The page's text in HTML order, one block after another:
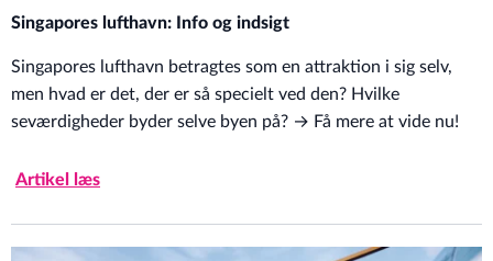
Singapores lufthavn: Info og indsigt
Singapores lufthavn betragtes som en attraktion i sig selv,
men hvad er det, der er så specielt ved den? Hvilke
seværdigheder byder selve byen på? → Få mere at vide nu!
Artikel læs